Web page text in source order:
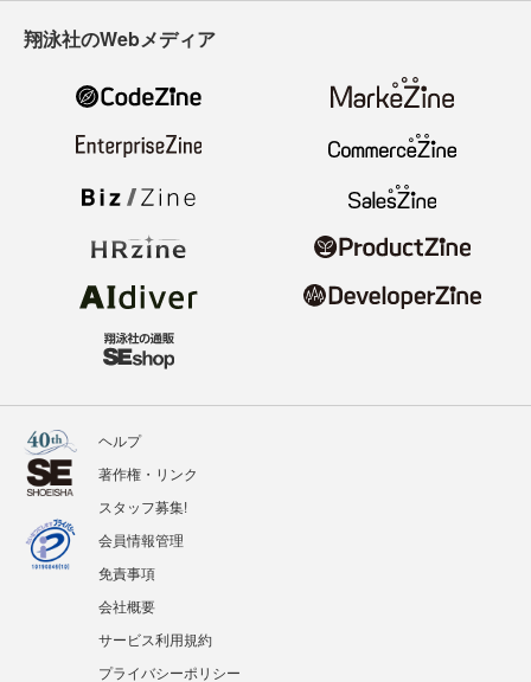
翔泳社のWebメディア
ヘルプ
著作権・リンク
スタッフ募集!
会員情報管理
免責事項
会社概要
サービス利用規約
プライバシーポリシー